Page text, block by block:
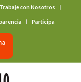
Trabaje con Nosotros
Participa